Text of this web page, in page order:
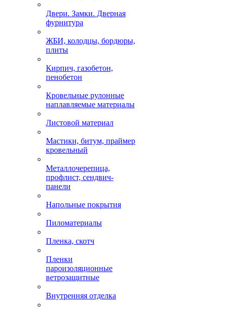
Двери. Замки. Дверная
фурнитура
ЖБИ, колодцы, бордюры,
плиты
Кирпич, газобетон,
пенобетон
Кровельные рулонные
наплавляемые материалы
Листовой материал
Мастики, битум, праймер
кровельный
Металлочерепица,
профлист, сендвич-
панели
Напольные покрытия
Пиломатериалы
Пленка, скотч
Пленки
пароизоляционные
ветрозащитные
Внутренняя отделка